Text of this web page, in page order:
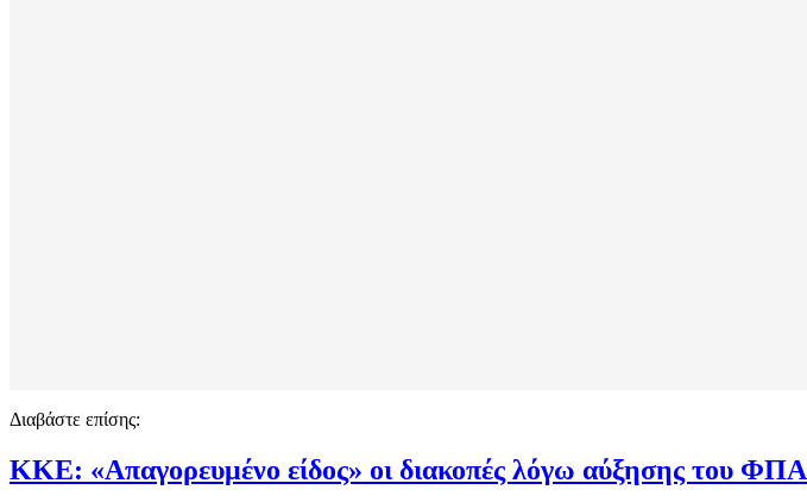
Διαβάστε επίσης:
ΚΚΕ: «Απαγορευμένο είδος» οι διακοπές λόγω αύξησης του ΦΠΑ